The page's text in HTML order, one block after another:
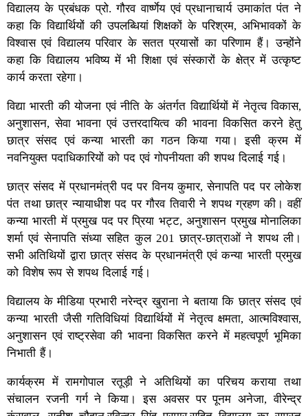
विद्यालय के प्रबंधक प्रो. गौरव वार्ष्णेय एवं प्रधानाचार्य उमाकांत पंत ने
कहा कि विद्यार्थियों की उपलब्धियां शिक्षकों के परिश्रम, अभिभावकों के
विश्वास एवं विद्यालय परिवार के सतत प्रयासों का परिणाम हैं। उन्होंने
कहा कि विद्यालय भविष्य में भी शिक्षा एवं संस्कारों के क्षेत्र में उत्कृष्ट
कार्य करता रहेगा।
विद्या भारती की योजना एवं नीति के अंतर्गत विद्यार्थियों में नेतृत्व विकास,
अनुशासन, सेवा भावना एवं उत्तरदायित्व की भावना विकसित करने हेतु
छात्र संसद एवं कन्या भारती का गठन किया गया। इसी क्रम में
नवनियुक्त पदाधिकारियों को पद एवं गोपनीयता की शपथ दिलाई गई।
छात्र संसद में प्रधानमंत्री पद पर विनय कुमार, सेनापति पद पर लोकेश
पंत तथा छात्र न्यायाधीश पद पर गौरव तिवारी ने शपथ ग्रहण की। वहीं
कन्या भारती में प्रमुख पद पर प्रिया भट्ट, अनुशासन प्रमुख मोनालिका
शर्मा एवं सेनापति संध्या सहित कुल 201 छात्र-छात्राओं ने शपथ ली।
सभी अतिथियों द्वारा छात्र संसद के प्रधानमंत्री एवं कन्या भारती प्रमुख
को विशेष रूप से शपथ दिलाई गई।
विद्यालय के मीडिया प्रभारी नरेन्द्र खुराना ने बताया कि छात्र संसद एवं
कन्या भारती जैसी गतिविधियां विद्यार्थियों में नेतृत्व क्षमता, आत्मविश्वास,
अनुशासन एवं राष्ट्रसेवा की भावना विकसित करने में महत्वपूर्ण भूमिका
निभाती हैं।
कार्यक्रम में रामगोपाल रतूड़ी ने अतिथियों का परिचय कराया तथा
संचालन रजनी गर्ग ने किया। इस अवसर पर पूनम अनेजा, वीरेन्द्र